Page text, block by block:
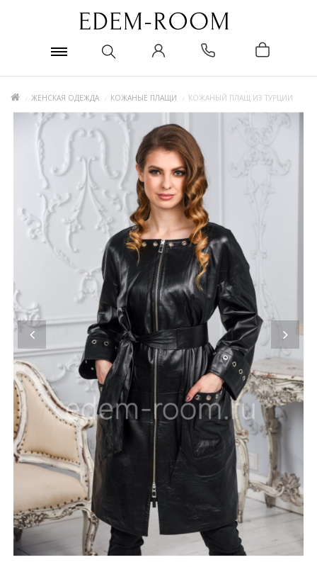
ЖЕНСКАЯ ОДЕЖДА КОЖАНЫЕ ПЛАЩИ КОЖАНЫЙ ПЛАЩ ИЗ ТУРЦИИ